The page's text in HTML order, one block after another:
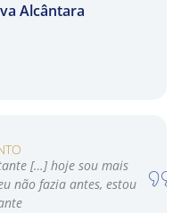
Alcântara
[…] hoje sou mais
não fazia antes, estou